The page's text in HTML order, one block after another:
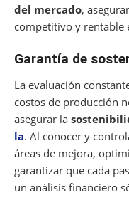
del mercado,
competitivo y rentable
Garantía de
La evaluación
costos de producción
asegurar la
la. Al conocer y
áreas de mejora,
garantizar que cada
un análisis financiero